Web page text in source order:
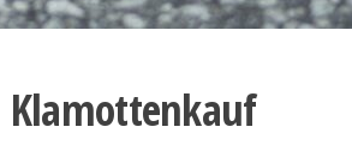
Klamottenkauf